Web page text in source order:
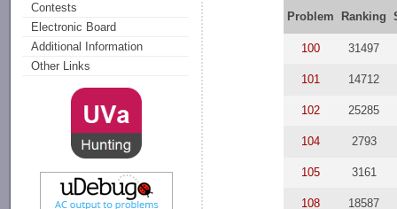
Contests
Electronic Board
Additional Information
Other Links
Problem Ranking
100 31497
101 14712
102 25285
104 2793
105 3161
108 18587